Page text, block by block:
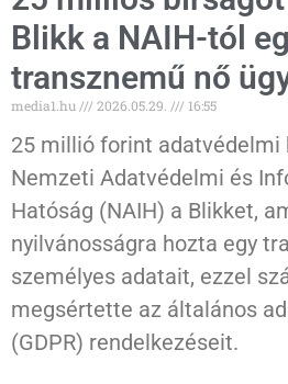
Blikk a NAIH-tól
transznemű nő
media1.hu 2026.05.29. 16:55
25 millió forint adatvédelmi
Nemzeti Adatvédelmi és
Hatóság (NAIH) a Blikket,
nyilvánosságra hozta egy
személyes adatait, ezzel
megsértette az általános
(GDPR) rendelkezéseit.